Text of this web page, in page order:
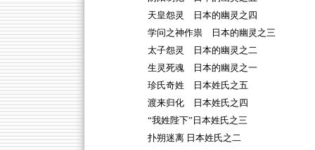
天皇怨灵 日本的幽灵之四
学问之神作祟 日本的幽灵之三
太子怨灵 日本的幽灵之二
生灵死魂 日本的幽灵之一
珍氏奇姓 日本姓氏之五
渡来归化 日本姓氏之四
“我姓陛下”日本姓氏之三
扑朔迷离 日本姓氏之二